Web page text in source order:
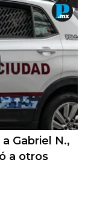
Gabriel N.,
a otros